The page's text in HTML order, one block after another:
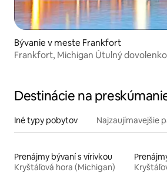
Bývanie v meste Frankfort
Frankfort, Michigan Útulný
Destinácie na
Iné typy pobytov Najzaujímavejšie
Prenájmy bývaní s vírivkou
Kryštáľová hora (Michigan)